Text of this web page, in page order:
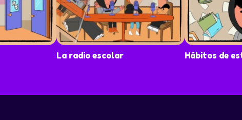
La radio escolar Hábitos de